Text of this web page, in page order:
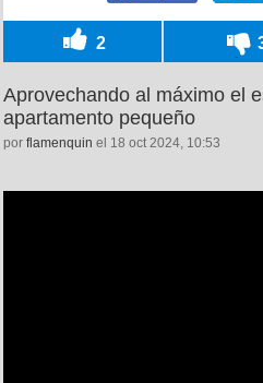
2
Aprovechando al máximo el
apartamento pequeño
por flamenquin el 18 oct 2024, 10:53